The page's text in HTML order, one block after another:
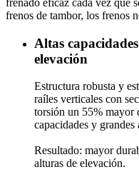
frenos de tambor, los frenos
Altas
elevación
Estructura robusta y
raíles verticales con
torsión un 55% mayor
capacidades y
Resultado: mayor
alturas de elevación.